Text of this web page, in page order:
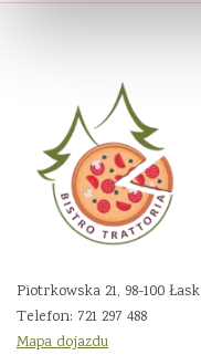
Piotrkowska 21, 98-100 Łask
Telefon: 721 297 488
Mapa dojazdu